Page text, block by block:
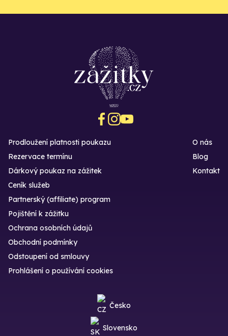
Prodloužení platnosti poukazu
Rezervace termínu
Dárkový poukaz na zážitek
O nás
Blog
Kontakt
Ceník služeb
Partnerský (affiliate) program
Pojištění k zážitku
Ochrana osobních údajů
Obchodní podmínky
Odstoupení od smlouvy
Prohlášení o používání cookies
Česko
Slovensko